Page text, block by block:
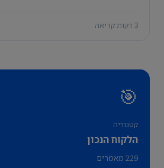
3 דקות קריאה
🎯
קטגוריה
הלקוח הנכון
229 מאמרים